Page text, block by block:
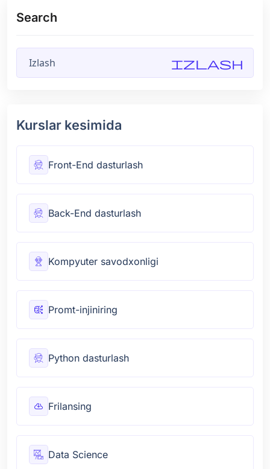
Search
Izlash
Kurslar kesimida
Front-End dasturlash
Back-End dasturlash
Kompyuter savodxonligi
Promt-injiniring
Python dasturlash
Frilansing
Data Science